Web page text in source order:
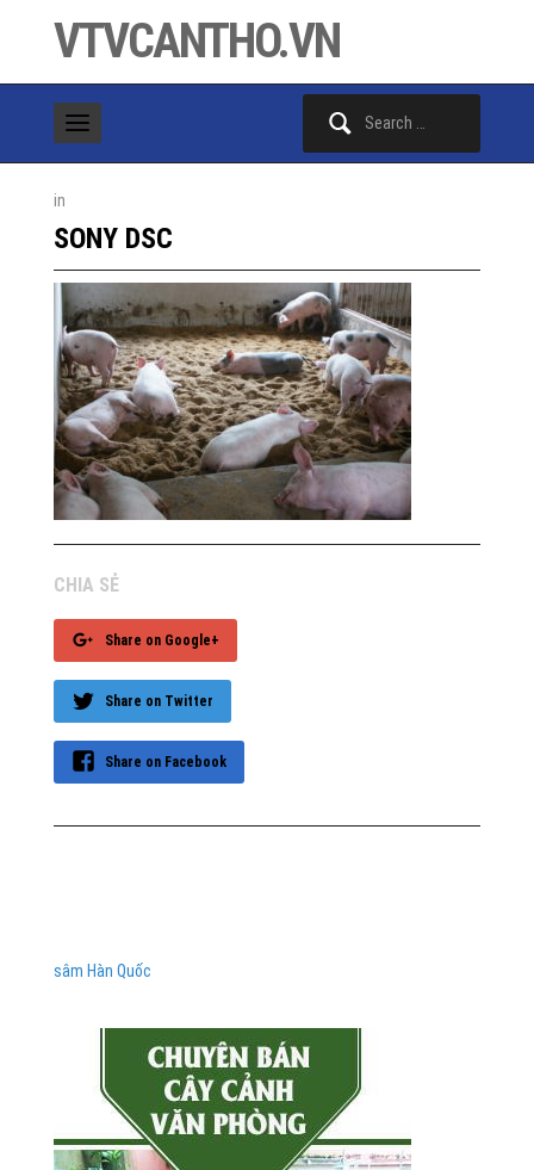
VTVCANTHO.VN
in
SONY DSC
CHIA SẺ
Share on Google+
Share on Twitter
Share on Facebook
sâm Hàn Quốc